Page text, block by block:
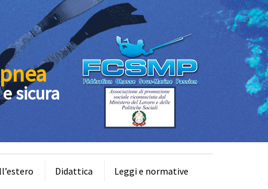
Didattica Leggi e normative
sicura